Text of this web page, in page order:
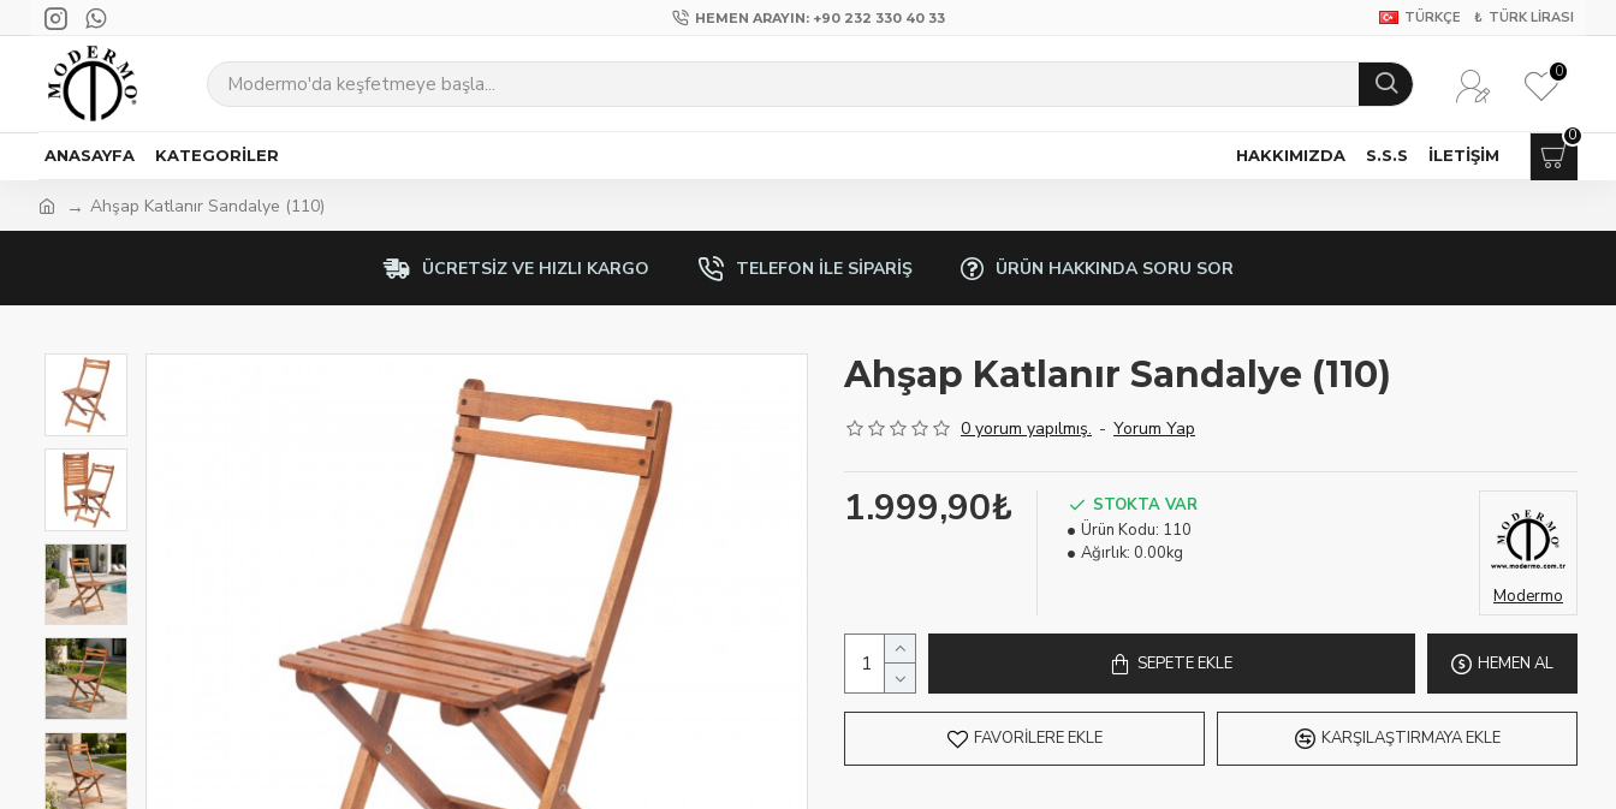
HEMEN ARAYIN: +90 232 330 40 33 TÜRKÇE ₺ TÜRK LIRASI
0
ANASAYFA KATEGORILER HAKKIMIZDA S.S.S İLETIŞIM
0
Ahşap Katlanır Sandalye (110)
ÜCRETSIZ VE HIZLI KARGO TELEFON ILE SIPARIŞ ÜRÜN HAKKINDA SORU SOR
Ahşap Katlanır Sandalye (110)
0 yorum yapılmış. - Yorum Yap
1.999,90₺
STOKTA VAR
Ürün Kodu: 110
Ağırlık: 0.00kg
Modermo
SEPETE EKLE HEMEN AL
FAVORILERE EKLE KARŞILAŞTIRMAYA EKLE